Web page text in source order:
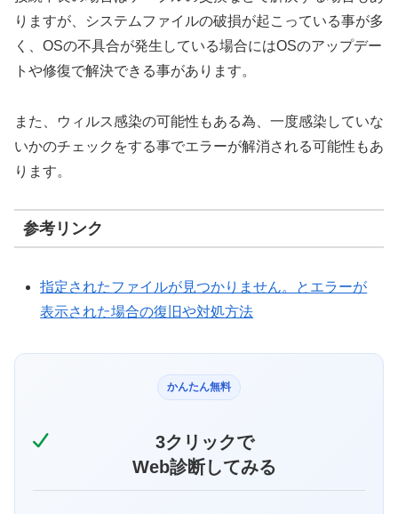
りますが、システムファイルの破損が起こっている事が多
く、OSの不具合が発生している場合にはOSのアップデー
トや修復で解決できる事があります。
また、ウィルス感染の可能性もある為、一度感染していな
いかのチェックをする事でエラーが解消される可能性もあ
ります。
参考リンク
指定されたファイルが見つかりません。とエラーが
表示された場合の復旧や対処方法
かんたん無料
3クリックで
Web診断してみる